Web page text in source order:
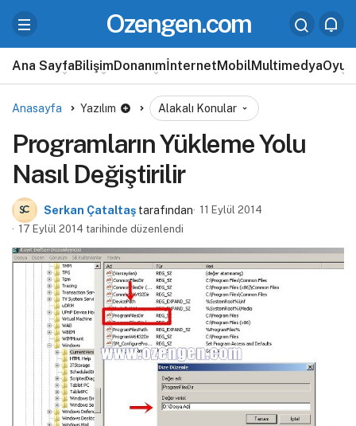
Ozengen.com
Ana SayfaBilişimDonanımİnternetMobilMultimedyaOyun
Anasayfa Yazılım Alakalı Konular
Programların Yükleme Yolu
Nasıl Değiştirilir
Serkan Çataltaş tarafından
11 Eylül 2014
17 Eylül 2014 tarihinde düzenlendi